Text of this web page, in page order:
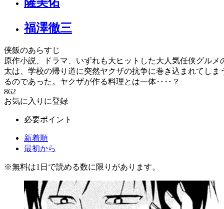
福澤徹三
侠飯のあらすじ
原作小説、ドラマ、いずれも大ヒットした大人気任侠グル
太は、学校の帰り道に突然ヤクザの抗争に巻き込まれてし
るのであった。ヤクザが作る料理とは一体‥‥？
862
お気に入りに登録
必要ポイント
新着順
最初から
※無料は1日で読める数に限りがあります。